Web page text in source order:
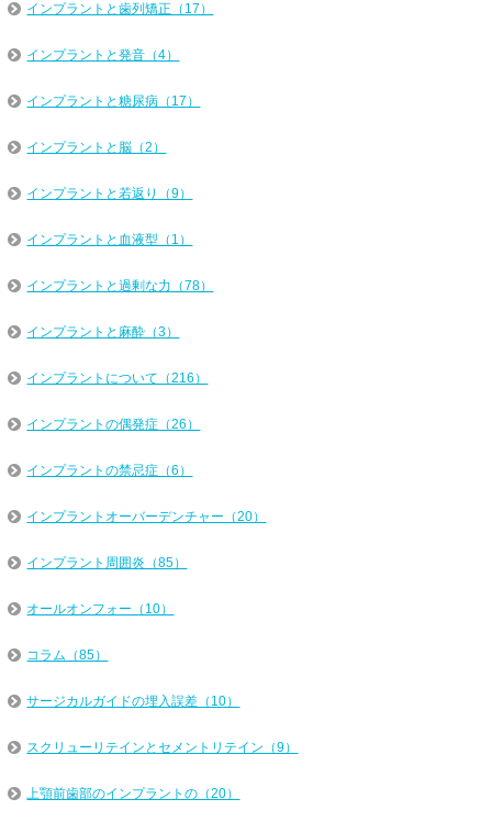
インプラントと歯列矯正（17）
インプラントと発音（4）
インプラントと糖尿病（17）
インプラントと脳（2）
インプラントと若返り（9）
インプラントと血液型（1）
インプラントと過剰な力（78）
インプラントと麻酔（3）
インプラントについて（216）
インプラントの偶発症（26）
インプラントの禁忌症（6）
インプラントオーバーデンチャー（20）
インプラント周囲炎（85）
オールオンフォー（10）
コラム（85）
サージカルガイドの埋入誤差（10）
スクリューリテインとセメントリテイン（9）
上顎前歯部のインプラントの（20）